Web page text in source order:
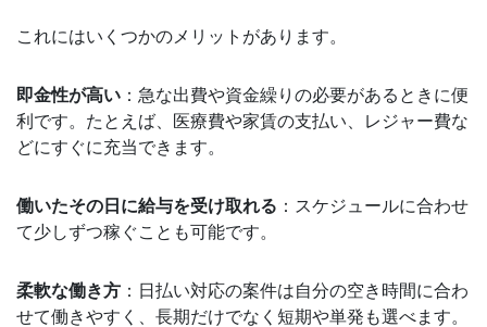
これにはいくつかのメリットがあります。
即金性が高い ：急な出費や資金繰りの必要があるときに便
利です。たとえば、医療費や家賃の支払い、レジャー費な
どにすぐに充当できます。
働いたその日に給与を受け取れる ：スケジュールに合わせ
て少しずつ稼ぐことも可能です。
柔軟な働き方 ：日払い対応の案件は自分の空き時間に合わ
せて働きやすく、長期だけでなく短期や単発も選べます。